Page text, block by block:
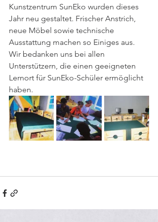
Kunstzentrum SunEko wurden dieses
Jahr neu gestaltet. Frischer Anstrich,
neue Möbel sowie technische
Ausstattung machen so Einiges aus.
Wir bedanken uns bei allen
Unterstützern, die einen geeigneten
Lernort für SunEko-Schüler ermöglicht
haben.